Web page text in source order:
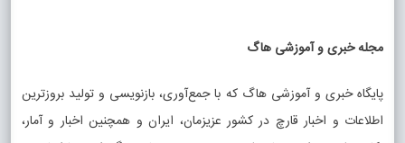
مجله خبری و آموزشی هاگ
پایگاه خبری و آموزشی هاگ که با جمع‌آوری، بازنویسی و تولید بروزترین
اطلاعات و اخبار قارچ در کشور عزیزمان، ایران و همچنین اخبار و آمار،